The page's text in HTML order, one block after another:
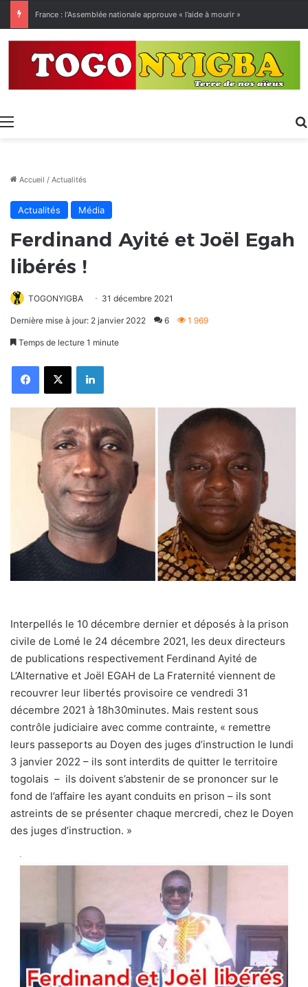
Menu
Accueil / Actualités
Actualités Média
Ferdinand Ayité et Joël Egah
libérés !
TOGONYIGBA 31 décembre 2021
Dernière mise à jour: 2 janvier 2022 6 1 969
Temps de lecture 1 minute
FacebookX Linkedin
Interpellés le 10 décembre dernier et déposés à la prison
civile de Lomé le 24 décembre 2021, les deux directeurs
de publications respectivement Ferdinand Ayité de
L’Alternative et Joël EGAH de La Fraternité viennent de
recouvrer leur libertés provisoire ce vendredi 31
décembre 2021 à 18h30minutes. Mais restent sous
contrôle judiciaire avec comme contrainte, « remettre
leurs passeports au Doyen des juges d’instruction le lundi
3 janvier 2022 – ils sont interdits de quitter le territoire
togolais – ils doivent s’abstenir de se prononcer sur le
fond de l’affaire les ayant conduits en prison – ils sont
astreints de se présenter chaque mercredi, chez le Doyen
des juges d’instruction. »